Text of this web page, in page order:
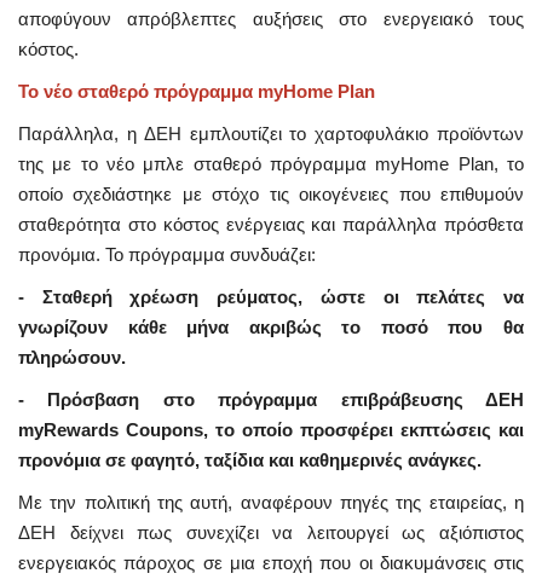
αποφύγουν απρόβλεπτες αυξήσεις στο ενεργειακό τους
κόστος.
Το νέο σταθερό πρόγραμμα myHome Plan
Παράλληλα, η ΔΕΗ εμπλουτίζει το χαρτοφυλάκιο προϊόντων
της με το νέο μπλε σταθερό πρόγραμμα myHome Plan, το
οποίο σχεδιάστηκε με στόχο τις οικογένειες που επιθυμούν
σταθερότητα στο κόστος ενέργειας και παράλληλα πρόσθετα
προνόμια. Το πρόγραμμα συνδυάζει:
- Σταθερή χρέωση ρεύματος, ώστε οι πελάτες να
γνωρίζουν κάθε μήνα ακριβώς το ποσό που θα
πληρώσουν.
- Πρόσβαση στο πρόγραμμα επιβράβευσης ΔΕΗ
myRewards Coupons, το οποίο προσφέρει εκπτώσεις και
προνόμια σε φαγητό, ταξίδια και καθημερινές ανάγκες.
Με την πολιτική της αυτή, αναφέρουν πηγές της εταιρείας, η
ΔΕΗ δείχνει πως συνεχίζει να λειτουργεί ως αξιόπιστος
ενεργειακός πάροχος σε μια εποχή που οι διακυμάνσεις στις